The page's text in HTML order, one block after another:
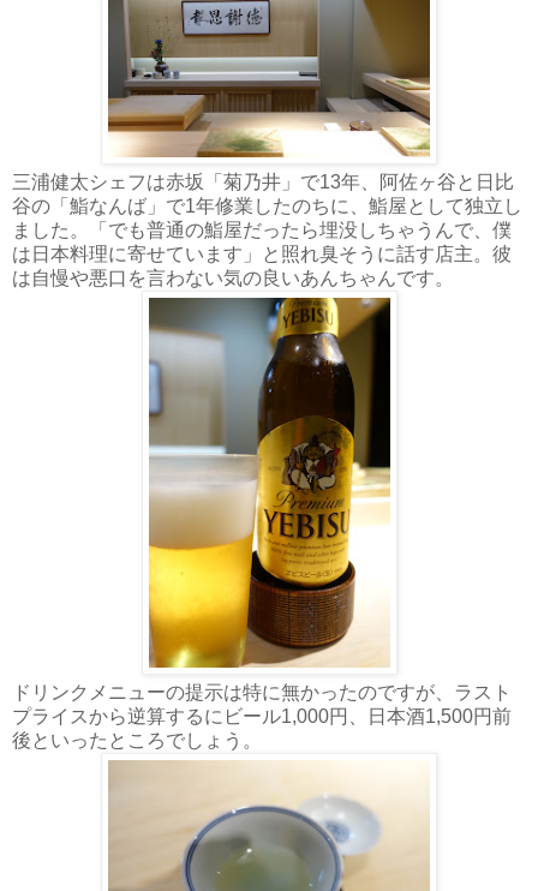
三浦健太シェフは赤坂「菊乃井」で13年、阿佐ヶ谷と日比
谷の「鮨なんば」で1年修業したのちに、鮨屋として独立し
ました。「でも普通の鮨屋だったら埋没しちゃうんで、僕
は日本料理に寄せています」と照れ臭そうに話す店主。彼
は自慢や悪口を言わない気の良いあんちゃんです。
ドリンクメニューの提示は特に無かったのですが、ラスト
プライスから逆算するにビール1,000円、日本酒1,500円前
後といったところでしょう。